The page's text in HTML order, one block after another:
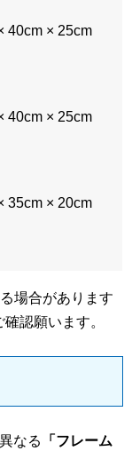
40cm × 25cm
40cm × 25cm
35cm × 20cm
場合があります
認願います。
なる
「フレーム